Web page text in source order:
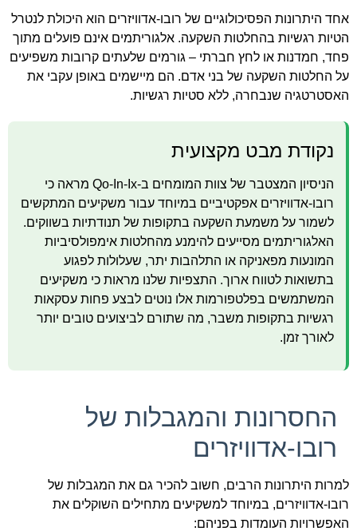
אחד היתרונות הפסיכולוגיים של רובו-אדוויזרים הוא היכולת לנטרל
הטיות רגשיות בהחלטות השקעה. אלגוריתמים אינם פועלים מתוך
פחד, חמדנות או לחץ חברתי – גורמים שלעתים קרובות משפיעים
על החלטות השקעה של בני אדם. הם מיישמים באופן עקבי את
האסטרטגיה שנבחרה, ללא סטיות רגשיות.
נקודת מבט מקצועית
הניסיון המצטבר של צוות המומחים ב-Qo-In-Ix מראה כי
רובו-אדוויזרים אפקטיביים במיוחד עבור משקיעים המתקשים
לשמור על משמעת השקעה בתקופות של תנודתיות בשווקים.
האלגוריתמים מסייעים להימנע מהחלטות אימפולסיביות
המונעות מפאניקה או התלהבות יתר, שעלולות לפגוע
בתשואות לטווח ארוך. התצפיות שלנו מראות כי משקיעים
המשתמשים בפלטפורמות אלו נוטים לבצע פחות עסקאות
רגשיות בתקופות משבר, מה שתורם לביצועים טובים יותר
לאורך זמן.
החסרונות והמגבלות של
רובו-אדוויזרים
למרות היתרונות הרבים, חשוב להכיר גם את המגבלות של
רובו-אדוויזרים, במיוחד למשקיעים מתחילים השוקלים את
האפשרויות העומדות בפניהם: